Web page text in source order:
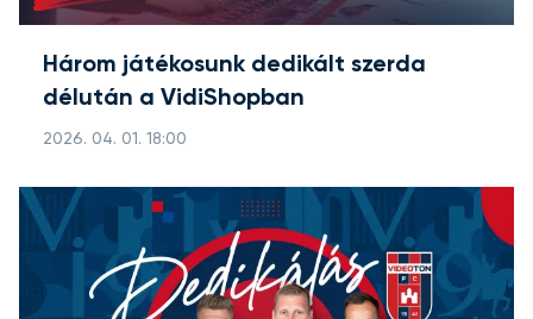
Három játékosunk dedikált szerda
délután a VidiShopban
2026. 04. 01. 18:00